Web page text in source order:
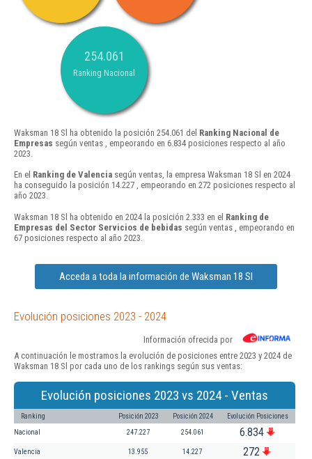
254.061
Ranking Nacional
Waksman 18 Sl ha obtenido la posición 254.061 del Ranking Nacional de
Empresas según ventas , empeorando en 6.834 posiciones respecto al año
2023.
En el Ranking de Valencia según ventas, la empresa Waksman 18 Sl en 2024
ha conseguido la posición 14.227 , empeorando en 272 posiciones respecto al
año 2023.
Waksman 18 Sl ha obtenido en 2024 la posición 2.333 en el Ranking de
Empresas del Sector Servicios de bebidas según ventas , empeorando en
67 posiciones respecto al año 2023.
Acceda a toda la información de Waksman 18 Sl
Evolución posiciones 2023 - 2024
Información ofrecida por
A continuación le mostramos la evolución de posiciones entre 2023 y 2024 de
Waksman 18 Sl por cada uno de los rankings según sus ventas:
Evolución posiciones 2023 vs 2024 - Ventas
Ranking Posición 2023 Posición 2024 Evolución Posiciones
Nacional 247.227 254.061 6.834
Valencia 13.955 14.227 272